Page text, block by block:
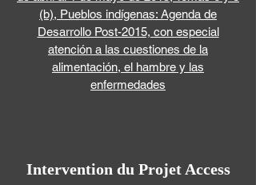
(b), Pueblos indígenas: Agenda de
Desarrollo Post-2015, con especial
atención a las cuestiones de la
alimentación, el hambre y las
enfermedades
Intervention du Projet Access